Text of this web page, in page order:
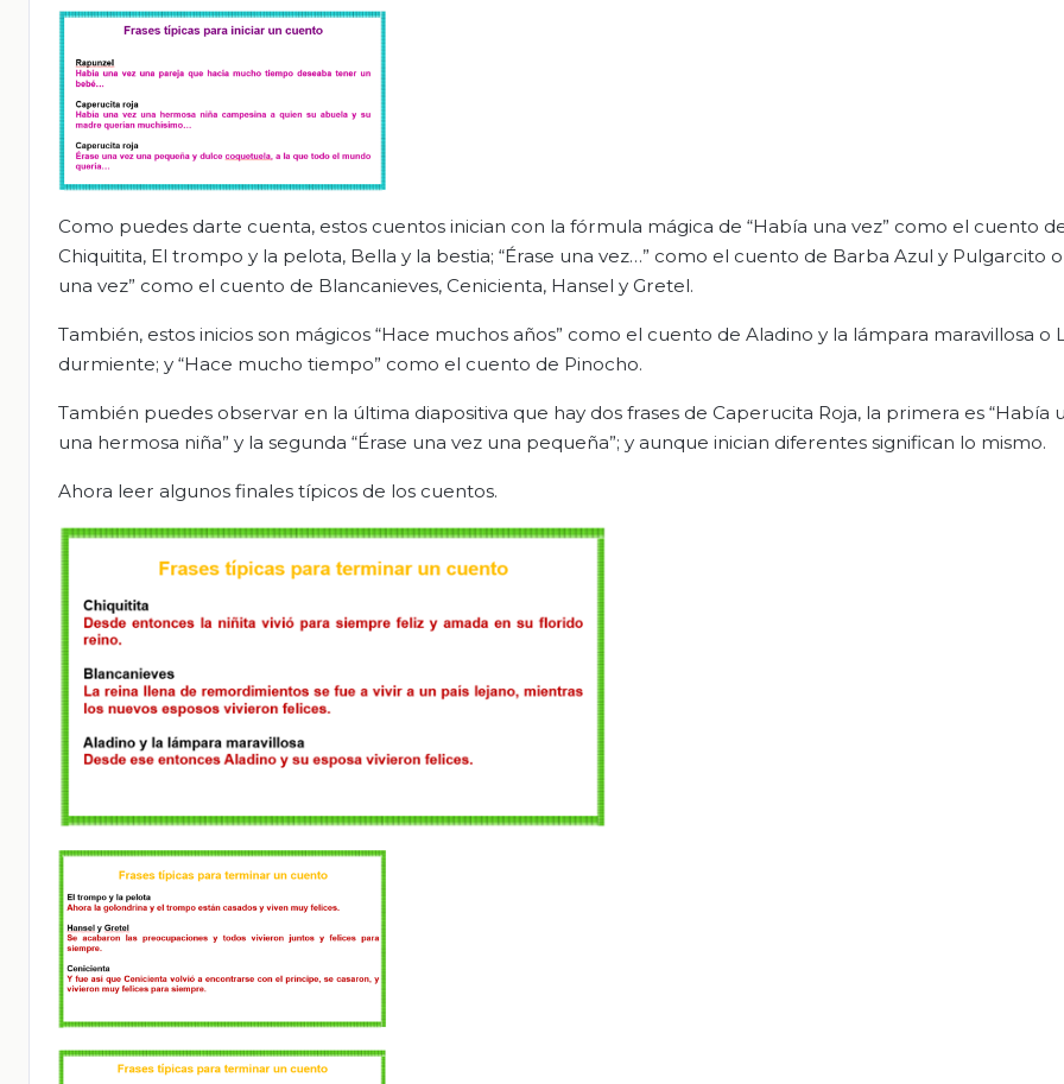
Como puedes darte cuenta, estos cuentos inician con la fórmula mágica de “Había una vez” como el cuento
Chiquitita, El trompo y la pelota, Bella y la bestia; “Érase una vez…” como el cuento de Barba Azul y Pulgarcito
una vez” como el cuento de Blancanieves, Cenicienta, Hansel y Gretel.
También, estos inicios son mágicos “Hace muchos años” como el cuento de Aladino y la lámpara maravillosa o
durmiente; y “Hace mucho tiempo” como el cuento de Pinocho.
También puedes observar en la última diapositiva que hay dos frases de Caperucita Roja, la primera es “Había
una hermosa niña” y la segunda “Érase una vez una pequeña”; y aunque inician diferentes significan lo mismo.
Ahora leer algunos finales típicos de los cuentos.